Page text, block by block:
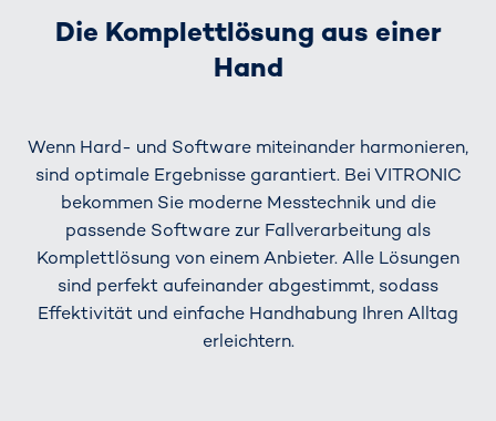
Die Komplettlösung aus einer
Hand
Wenn Hard- und Software miteinander harmonieren,
sind optimale Ergebnisse garantiert. Bei VITRONIC
bekommen Sie moderne Messtechnik und die
passende Software zur Fallverarbeitung als
Komplettlösung von einem Anbieter. Alle Lösungen
sind perfekt aufeinander abgestimmt, sodass
Effektivität und einfache Handhabung Ihren Alltag
erleichtern.